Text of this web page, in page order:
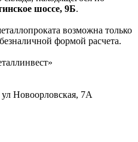
шоссе, 9Б.
возможна только
формой расчета.
Новоорловская, 7А